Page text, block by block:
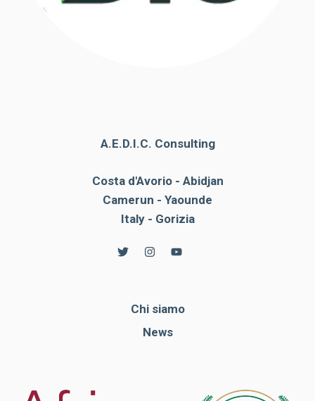
A.E.D.I.C. Consulting
Costa d'Avorio - Abidjan
Camerun - Yaounde
Italy - Gorizia
Chi siamo
News